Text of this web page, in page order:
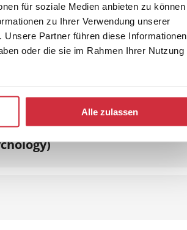
für soziale Medien anbieten zu können
zu Ihrer Verwendung unserer
Partner führen diese Informationen
oder die sie im Rahmen Ihrer Nutzung
Alle zulassen